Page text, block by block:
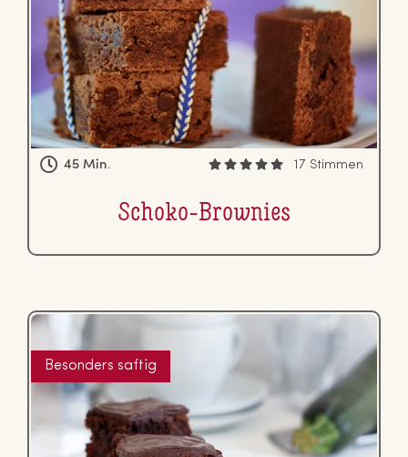
45 Min. 17 Stimmen
Schoko-Brownies
Besonders saftig